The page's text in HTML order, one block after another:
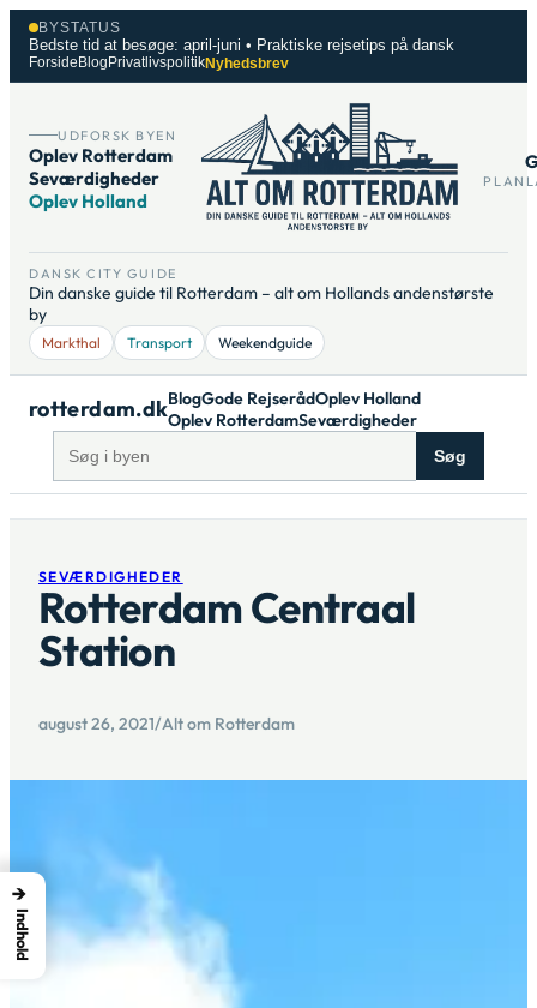
Spring
indhold
BYSTATUS
Bedste tid at besøge: april-juni • Praktiske rejsetips på dansk
Forside Blog PrivatlivspolitikNyhedsbrev
UDFORSK BYEN
Oplev Rotterdam
Seværdigheder
Oplev Holland
DANSK CITY GUIDE
Din danske guide til Rotterdam – alt om Hollands andenstørste
by
Markthal Transport Weekendguide
rotterdam.dkBlogGode RejserådOplev Holland
Oplev RotterdamSeværdigheder
Søg
SEVÆRDIGHEDER
Rotterdam Centraal
Station
august 26, 2021/Alt om Rotterdam
→
Indhold